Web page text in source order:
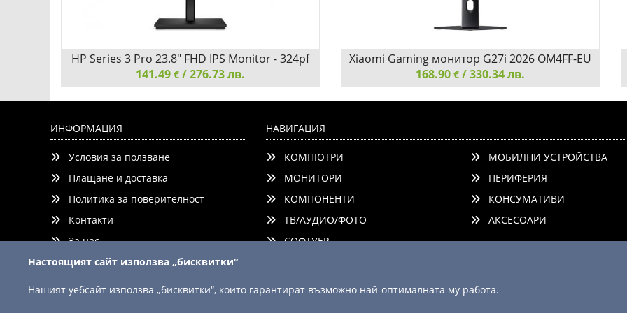
Сравни
HP Series 3 Pro 23.8" FHD IPS Monitor - 324pf
141.49 € / 276.73 лв.
Сравни
Xiaomi Gaming монитор G27i 2026 OM4FF-EU
168.90 € / 330.34 лв.
ИНФОРМАЦИЯ
Условия за ползване
Плащане и доставка
Политика за поверителност
Контакти
За нас
НАВИГАЦИЯ
КОМПЮТРИ
МОБИЛНИ УСТРОЙСТВА
МОНИТОРИ
ПЕРИФЕРИЯ
КОМПОНЕНТИ
КОНСУМАТИВИ
ТВ/АУДИО/ФОТО
АКСЕСОАРИ
СОФТУЕР
© 2003 - 2026 ComSystems Ltd. Всички права запазени
Настоящият сайт използва „бисквитки“
Нашият уебсайт използва „бисквитки“, които гарантират възможно най-оптималната му работа.